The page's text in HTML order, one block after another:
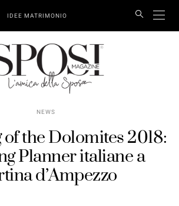
IDEE MATRIMONIO
NEWS
the Dolomites 2018:
Planner italiane a
d’Ampezzo